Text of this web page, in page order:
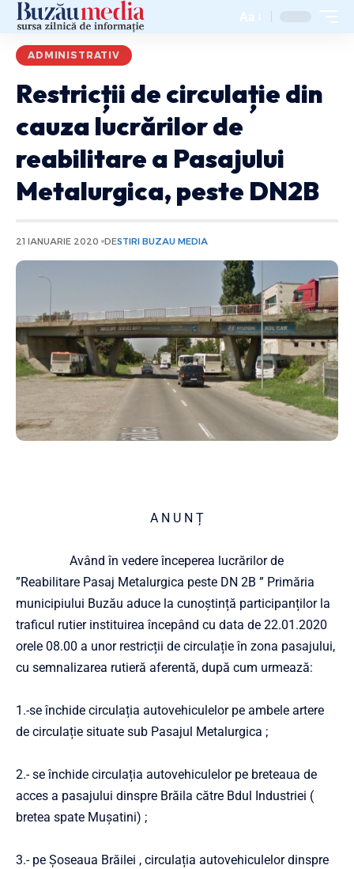
Aa
ADMINISTRATIV
Restricții de circulație din
cauza lucrărilor de
reabilitare a Pasajului
Metalurgica, peste DN2B
21 IANUARIE 2020 DESTIRI BUZAU MEDIA
A N U N Ț
Având în vedere începerea lucrărilor de
”Reabilitare Pasaj Metalurgica peste DN 2B ” Primăria
municipiului Buzău aduce la cunoștință participanților la
traficul rutier instituirea începând cu data de 22.01.2020
orele 08.00 a unor restricții de circulație în zona pasajului,
cu semnalizarea rutieră aferentă, după cum urmează:
1.-se închide circulația autovehiculelor pe ambele artere
de circulație situate sub Pasajul Metalurgica ;
2.- se închide circulația autovehiculelor pe breteaua de
acces a pasajului dinspre Brăila către Bdul Industriei (
bretea spate Mușatini) ;
3.- pe Șoseaua Brăilei , circulația autovehiculelor dinspre